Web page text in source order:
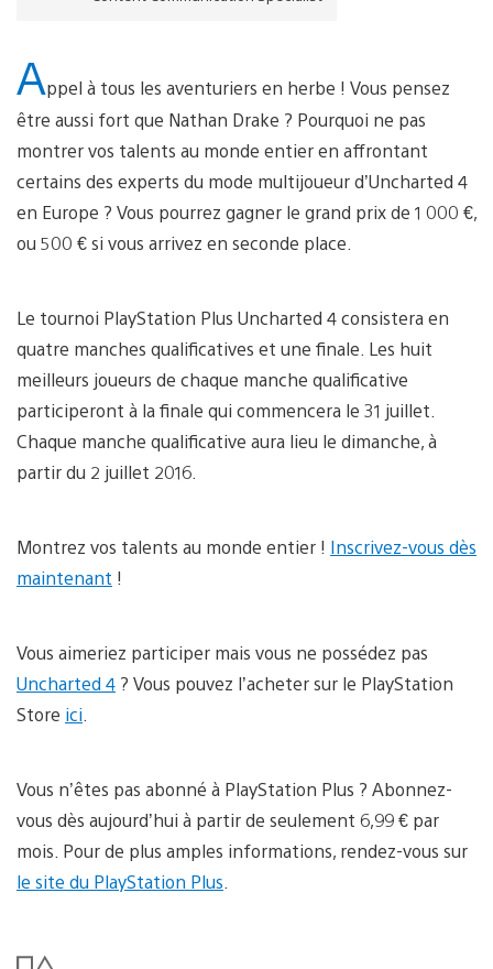
Appel à tous les aventuriers en herbe ! Vous pensez
être aussi fort que Nathan Drake ? Pourquoi ne pas
montrer vos talents au monde entier en affrontant
certains des experts du mode multijoueur d’Uncharted 4
en Europe ? Vous pourrez gagner le grand prix de 1 000 €,
ou 500 € si vous arrivez en seconde place.
Le tournoi PlayStation Plus Uncharted 4 consistera en
quatre manches qualificatives et une finale. Les huit
meilleurs joueurs de chaque manche qualificative
participeront à la finale qui commencera le 31 juillet.
Chaque manche qualificative aura lieu le dimanche, à
partir du 2 juillet 2016.
Montrez vos talents au monde entier ! Inscrivez-vous dès
maintenant !
Vous aimeriez participer mais vous ne possédez pas
Uncharted 4 ? Vous pouvez l’acheter sur le PlayStation
Store ici
Vous n’êtes pas abonné à PlayStation Plus ? Abonnez-
vous dès aujourd’hui à partir de seulement 6,99 € par
mois. Pour de plus amples informations, rendez-vous sur
le site du PlayStation Plus